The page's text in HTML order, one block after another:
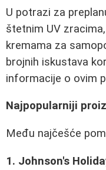
U potrazi za
štetnim UV
kremama za
brojnih iskustava
informacije o ovim
Najpopularniji
Među najčešće
1. Johnson's